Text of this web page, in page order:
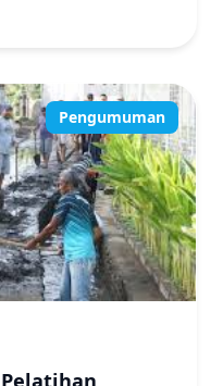
Pengumuman